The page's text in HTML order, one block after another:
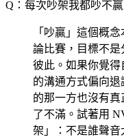
Q：每次吵架我都吵不
「吵贏」這個概
論比賽，目標不
彼此。如果你覺
的溝通方式偏向退
的那一方也沒有
了不滿。試著用
架」：不是誰聲